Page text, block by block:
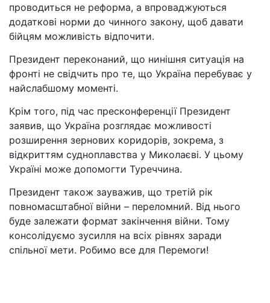
проводиться не реформа, а впроваджуються
додаткові норми до чинного закону, щоб давати
бійцям можливість відпочити.
Президент переконаний, що нинішня ситуація на
фронті не свідчить про те, що Україна перебуває у
найслабшому моменті.
Крім того, під час пресконференції Президент
заявив, що Україна розглядає можливості
розширення зернових коридорів, зокрема, з
відкриттям судноплавства у Миколаєві. У цьому
Україні може допомогти Туреччина.
Президент також зауважив, що третій рік
повномасштабної війни – переломний. Від нього
буде залежати формат закінчення війни. Тому
консолідуємо зусилля на всіх рівнях заради
спільної мети. Робимо все для Перемоги!